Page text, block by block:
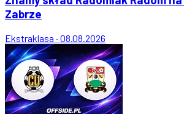
Zabrze
Ekstraklasa · 08.08.2026